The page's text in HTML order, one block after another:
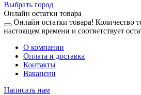
Выбрать город
Онлайн остатки товара
Онлайн остатки товара! Количество
настоящем времени и соответствует
О компании
Оплата и доставка
Контакты
Вакансии
Написать нам